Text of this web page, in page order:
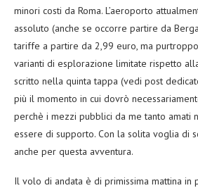
minori costi da Roma. L’aeroporto
assoluto (anche se occorre partire da
tariffe a partire da 2,99 euro, ma
varianti di esplorazione limitate rispetto
scritto nella quinta tappa (vedi post
più il momento in cui dovrò
perchè i mezzi pubblici da me tanto amati
essere di supporto. Con la solita voglia di
anche per questa avventura.
Il volo di andata è di primissima mattina in